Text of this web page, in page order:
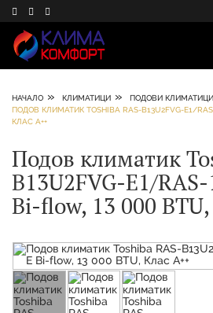
НАЧАЛО » КЛИМАТИЦИ » ПОДОВИ КЛИМАТИЦИ
ПОДОВ КЛИМАТИК TOSHIBA RAS-B13U2FVG-E1/RAS-
КЛАС А++
Подов климатик
B13U2FVG-E1/RAS-
Bi-flow, 13 000